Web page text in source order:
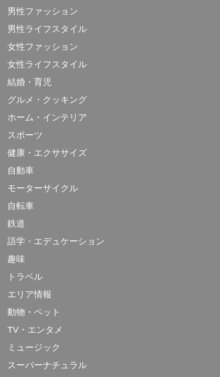
男性ファッション
男性ライフスタイル
女性ファッション
女性ライフスタイル
結婚・育児
グルメ・クッキング
ホーム・インテリア
スポーツ
健康・エクササイズ
自動車
モーターサイクル
自転車
鉄道
語学・エデュケーション
趣味
トラベル
エリア情報
動物・ペット
TV・エンタメ
ミュージック
スーパーナチュラル